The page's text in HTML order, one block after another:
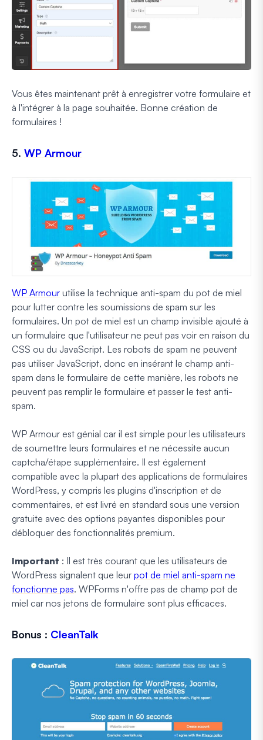
Vous êtes maintenant prêt à enregistrer votre formulaire et
à l'intégrer à la page souhaitée. Bonne création de
formulaires !
5. WP Armour
WP Armour utilise la technique anti-spam du pot de miel
pour lutter contre les soumissions de spam sur les
formulaires. Un pot de miel est un champ invisible ajouté à
un formulaire que l'utilisateur ne peut pas voir en raison du
CSS ou du JavaScript. Les robots de spam ne peuvent
pas utiliser JavaScript, donc en insérant le champ anti-
spam dans le formulaire de cette manière, les robots ne
peuvent pas remplir le formulaire et passer le test anti-
spam.
WP Armour est génial car il est simple pour les utilisateurs
de soumettre leurs formulaires et ne nécessite aucun
captcha/étape supplémentaire. Il est également
compatible avec la plupart des applications de formulaires
WordPress, y compris les plugins d'inscription et de
commentaires, et est livré en standard sous une version
gratuite avec des options payantes disponibles pour
débloquer des fonctionnalités premium.
Important : Il est très courant que les utilisateurs de
WordPress signalent que leur pot de miel anti-spam ne
fonctionne pas. WPForms n'offre pas de champ pot de
miel car nos jetons de formulaire sont plus efficaces.
Bonus : CleanTalk